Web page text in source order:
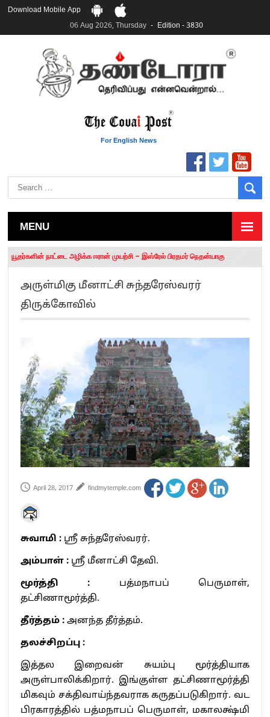
Download Mobile App
06 Aug 2026, Thursday
Edition - 3830
For English News
MENU
தமிழக சட்டப்பேரவையில் காலியிடங்கள் 6 ஆக உயர்வு
யூதர்களின் நாட்டை அழிக்க ஈரான் முயற்சி – இஸ்ரேல் பிரதமர் நெதன்யாகு
“மக்களால் நிராகரிக்கப்பட்டவர் ஸ்டாலின்!” – செங்கோட்டையன்
எங்களை நீக்குவதற்கு இபிஎஸ்க்கு அதிகாரம் இல்லை.. – சி. வி.சண்முகம்
”நீட் தேர்வை முழுமையாக ரத்து செய்ய வேண்டும்”- முதல்வர் விஜய்
தலைவர் அன்புமணி ராமதாஸ்
பிரவீன் சக்ரவர்த்தியின் கருத்து காங்கிரஸ் தலைமையின் கருத்து கிடையாது – கார்த்தி
சிதம்பரம்
“ஜெயலலிதா அவர்களே என் ரோல் மாடல்” -பிரேமலதா விஜயகாந்த் பேட்டி
ராகுல் காந்தி கைது – தவெக தலைவர் விஜய் கண்டனம்
செத்து சாம்பல் ஆனாலும் தனித்துதான் போட்டி – சீமான்
பாகிஸ்தானின் அணு ஆயுத மிரட்டலுக்கு அஞ்சமாட்டோம் – இந்தியா
மத்திய ஆசிரியர் தகுதித் தேர்வு: பட்டதாரிகள் அக்.16 வரை விண்ணப்பிக்கலாம்
தமிழக சட்டப்பேரவையில் காலியிடங்கள் 6 ஆக உயர்வு
அருள்மிகு மீனாட்சி சுந்தரேஸ்வரர்
திருக்கோவில்
April 28, 2017 findmytemple.com
சுவாமி : ஸ்ரீ சுந்தரேஸ்வரர்.
அம்பாள் : ஸ்ரீ மீனாட்சி தேவி.
மூர்த்தி : பத்மநாபப் பெருமாள்,
தட்சிணாமூர்த்தி.
தீர்த்தம் : அனந்த தீர்த்தம்.
தலச்சிறப்பு :
இத்தல இறைவன் சுயம்பு மூர்த்தியாக
அருள்பாலிக்கிறார். இங்குள்ள தட்சிணாமூர்த்தி
மிகவும் சக்திவாய்ந்தவராக கருதப்படுகிறார். வட
பிரகாரத்தில் பத்மநாபப் பெருமாள், மகாலக்ஷ்மி